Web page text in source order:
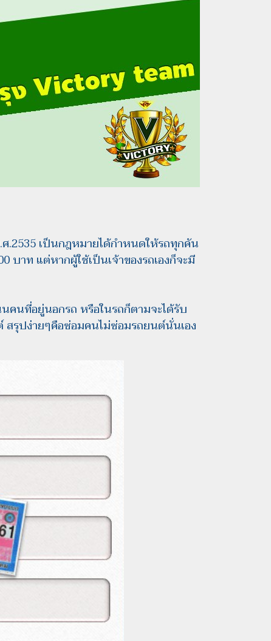
เป็นกฎหมายได้กำหนดให้รถทุกคัน
บาท แต่หากผู้ใช้เป็นเจ้าของรถเองก็จะมี
คนที่อยู่นอกรถ หรือในรถก็ตามจะได้รับ
สรุปง่ายๆคือซ่อมคนไม่ซ่อมรถยนต์นั่นเอง